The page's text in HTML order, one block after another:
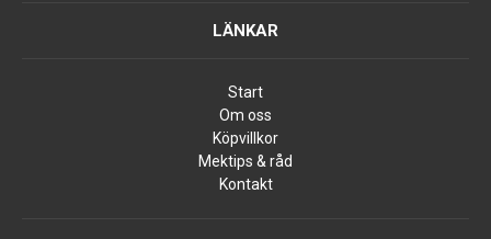
LÄNKAR
Start
Om oss
Köpvillkor
Mektips & råd
Kontakt